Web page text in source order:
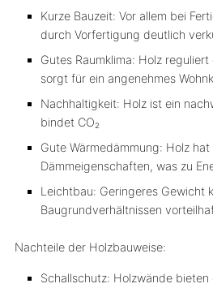
Kurze Bauzeit: Vor allem bei
durch Vorfertigung deutlich
Gutes Raumklima: Holz
sorgt für ein angenehmes
Nachhaltigkeit: Holz ist ein
bindet CO₂
Gute Wärmedämmung: Holz
Dämmeigenschaften, was zu
Leichtbau: Geringeres Gewicht
Baugrundverhältnissen
Nachteile der Holzbauweise:
Schallschutz: Holzwände